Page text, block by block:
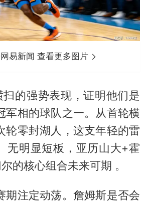
易新闻 查看更多图片
的强势表现，证明他们是
军相的球队之一。从首轮横
轮零封湖人，这支年轻的雷
无明显短板，亚历山大+霍
的核心组合未来可期 。
期注定动荡。詹姆斯是否会